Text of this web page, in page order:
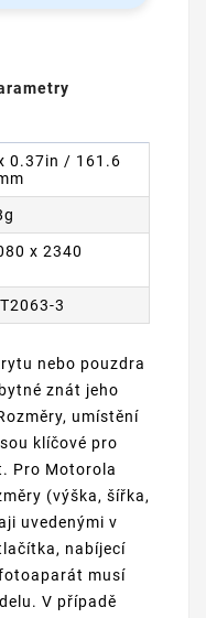
0.37in / 161.6
x 2340
3
nebo pouzdra
znát jeho
umístění
klíčové pro
Pro Motorola
(výška, šířka,
uvedenými v
nabíjecí
musí
V případě